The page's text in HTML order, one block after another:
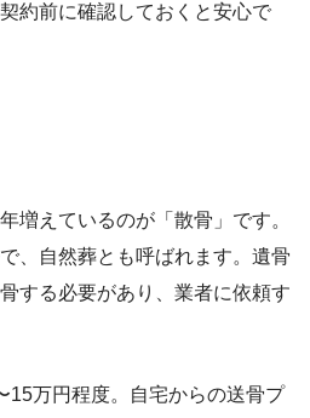
約前に確認しておくと安心で
増えているのが「散骨」です。
、自然葬とも呼ばれます。遺骨
する必要があり、業者に依頼す
15万円程度。自宅からの送骨プ